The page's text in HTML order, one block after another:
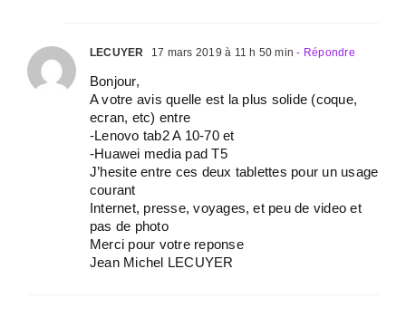
LECUYER 17 mars 2019 à 11 h 50 min - Répondre
Bonjour,
A votre avis quelle est la plus solide (coque,
ecran, etc) entre
-Lenovo tab2 A 10-70 et
-Huawei media pad T5
J’hesite entre ces deux tablettes pour un usage
courant
Internet, presse, voyages, et peu de video et
pas de photo
Merci pour votre reponse
Jean Michel LECUYER